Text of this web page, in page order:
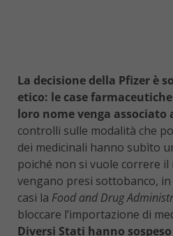
La decisione della Pfizer è
etico: le case
loro nome venga
controlli sulle modalità che
dei medicinali hanno subìto
poiché non si vuole correre il
vengano presi sottobanco,
casi la Food and Drug
bloccare l’importazione di
Diversi Stati hanno